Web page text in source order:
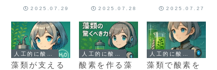
光合成と藻類
する未来
2025.07.29
化対策として
2025.07.28
藻類を活用し
進化
2025.07.27
藻類が支える
酸素を作る藻
藻類で酸素を